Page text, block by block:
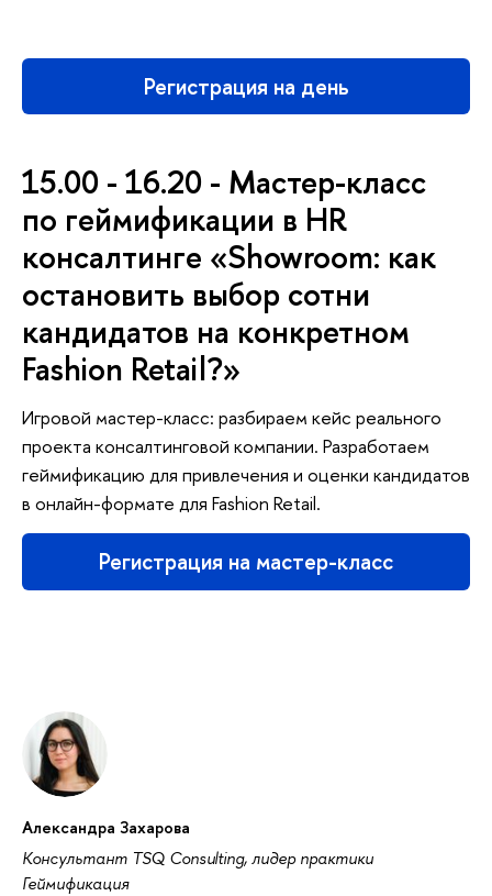
Регистрация на день
15.00 - 16.20 - Мастер-класс
по геймификации в HR
консалтинге «Showroom: как
остановить выбор сотни
кандидатов на конкретном
Fashion Retail?»
Игровой мастер-класс: разбираем кейс реального
проекта консалтинговой компании. Разработаем
геймификацию для привлечения и оценки кандидатов
в онлайн-формате для Fashion Retail.
Регистрация на мастер-класс
Александра Захарова
Консультант TSQ Consulting, лидер практики
Геймификация